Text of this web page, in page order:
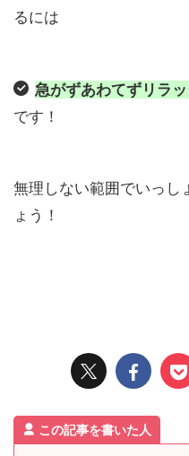
るには
急がずあわてずリラ
です！
無理しない範囲でいっし
ょう！
この記事を書いた人